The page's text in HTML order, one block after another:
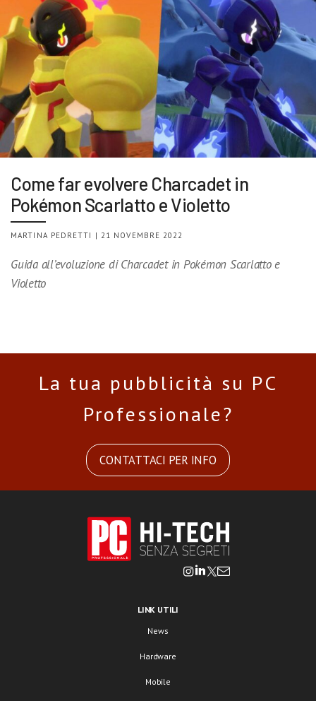
Come far evolvere Charcadet in
Pokémon Scarlatto e Violetto
MARTINA PEDRETTI | 21 NOVEMBRE 2022
Guida all’evoluzione di Charcadet in Pokémon Scarlatto e
Violetto
La tua pubblicità su PC
Professionale?
CONTATTACI PER INFO
LINK UTILI
News
Hardware
Mobile